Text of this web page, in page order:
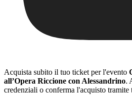
Acquista subito il tuo ticket per l'evento
all’Opera Riccione con Alessandrino.
credenziali o conferma l'acquisto tramite